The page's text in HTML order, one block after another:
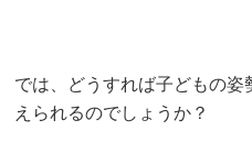
では、どうすれば子どもの
えられるのでしょうか？